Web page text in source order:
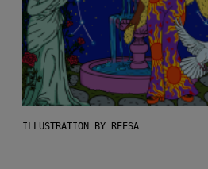
ILLUSTRATION BY REESA